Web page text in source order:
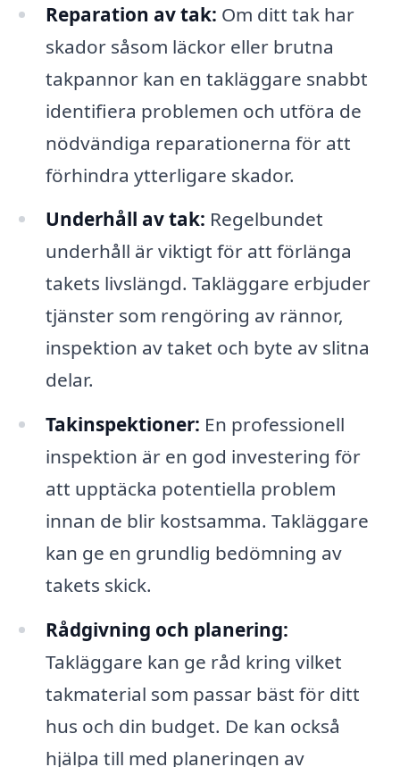
Reparation av tak: Om ditt tak har
skador såsom läckor eller brutna
takpannor kan en takläggare snabbt
identifiera problemen och utföra de
nödvändiga reparationerna för att
förhindra ytterligare skador.
Underhåll av tak: Regelbundet
underhåll är viktigt för att förlänga
takets livslängd. Takläggare erbjuder
tjänster som rengöring av rännor,
inspektion av taket och byte av slitna
delar.
Takinspektioner: En professionell
inspektion är en god investering för
att upptäcka potentiella problem
innan de blir kostsamma. Takläggare
kan ge en grundlig bedömning av
takets skick.
Rådgivning och planering:
Takläggare kan ge råd kring vilket
takmaterial som passar bäst för ditt
hus och din budget. De kan också
hjälpa till med planeringen av